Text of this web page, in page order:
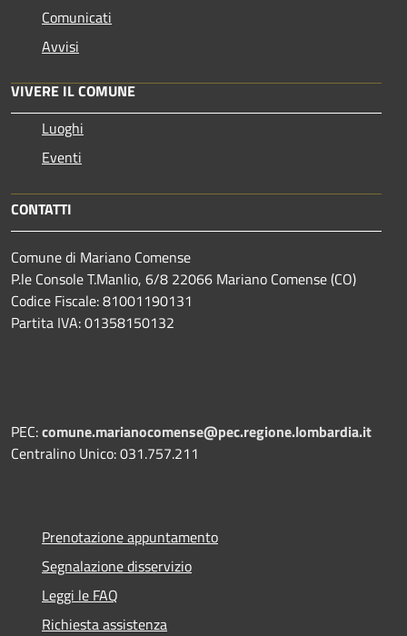
Comunicati
Avvisi
VIVERE IL COMUNE
Luoghi
Eventi
CONTATTI
Comune di Mariano Comense
P.le Console T.Manlio, 6/8 22066 Mariano Comense (CO)
Codice Fiscale: 81001190131
Partita IVA: 01358150132
PEC:comune.marianocomense@pec.regione.lombardia.it
Centralino Unico: 031.757.211
Prenotazione appuntamento
Segnalazione disservizio
Leggi le FAQ
Richiesta assistenza